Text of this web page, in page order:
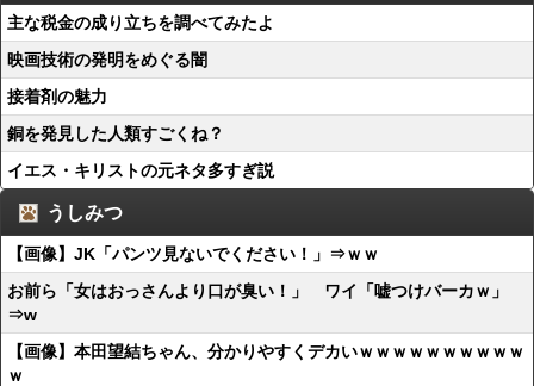
主な税金の成り立ちを調べてみたよ
映画技術の発明をめぐる闇
接着剤の魅力
銅を発見した人類すごくね？
イエス・キリストの元ネタ多すぎ説
うしみつ
【画像】JK「パンツ見ないでください！」⇒ｗｗ
お前ら「女はおっさんより口が臭い！」 ワイ「嘘つけバーカｗ」
⇒w
【画像】本田望結ちゃん、分かりやすくデカいｗｗｗｗｗｗｗｗｗｗ
ｗ